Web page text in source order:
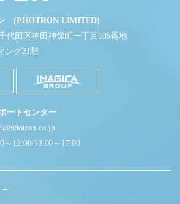
(PHOTRON LIMITED)
代田区神田神保町一丁目105番地
ング21階
ートセンター
12:00/13:00～17:00
→